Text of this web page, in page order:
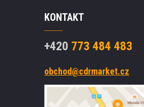
KONTAKT
+420 773 484 483
obchod@cdrmarket.cz